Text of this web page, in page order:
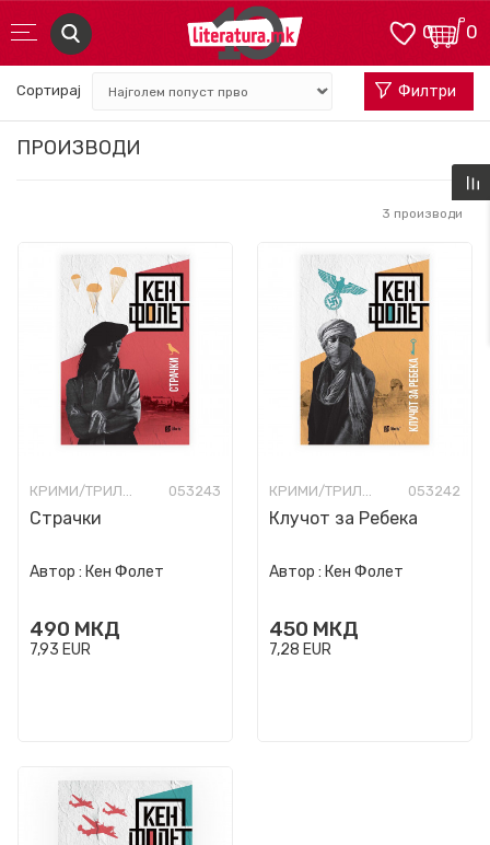
0
0
ПРОИЗВОДИ
Сортирај Филтри
3 производи
КРИМИ/ТРИЛЕР 053243
Страчки
Автор : Кен Фолет
490 МКД
7,93 EUR
КРИМИ/ТРИЛЕР 053242
Клучот за Ребека
Автор : Кен Фолет
450 МКД
7,28 EUR